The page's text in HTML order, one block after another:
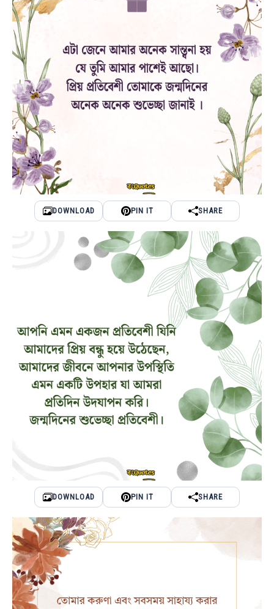
DOWNLOAD PIN IT SHARE
DOWNLOAD PIN IT SHARE